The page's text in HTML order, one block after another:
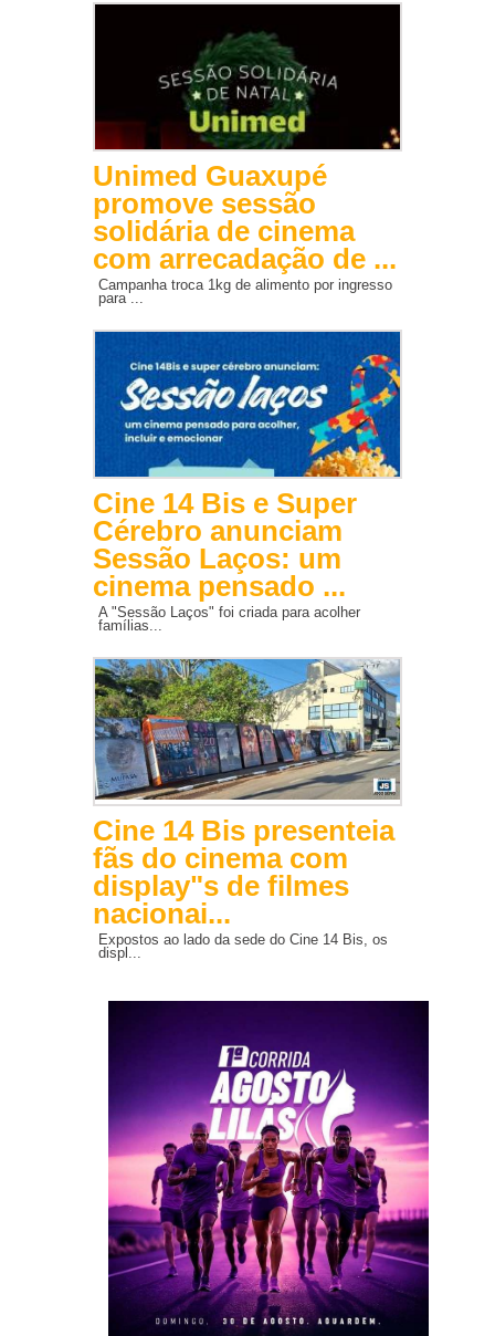
Unimed Guaxupé
promove sessão
solidária de cinema
com arrecadação de ...
Campanha troca 1kg de alimento por ingresso
para ...
Cine 14 Bis e Super
Cérebro anunciam
Sessão Laços: um
cinema pensado ...
A "Sessão Laços" foi criada para acolher
famílias...
Cine 14 Bis presenteia
fãs do cinema com
display"s de filmes
nacionai...
Expostos ao lado da sede do Cine 14 Bis, os
displ...